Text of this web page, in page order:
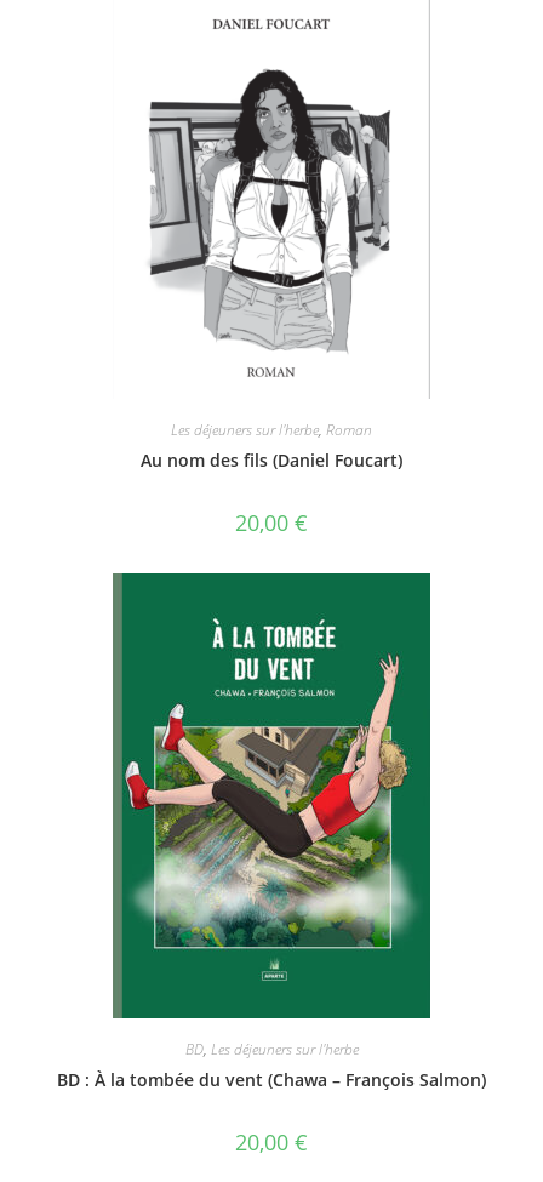
Les déjeuners sur l'herbe, Roman
Au nom des fils (Daniel Foucart)
20,00 €
BD, Les déjeuners sur l'herbe
BD : À la tombée du vent (Chawa – François Salmon)
20,00 €